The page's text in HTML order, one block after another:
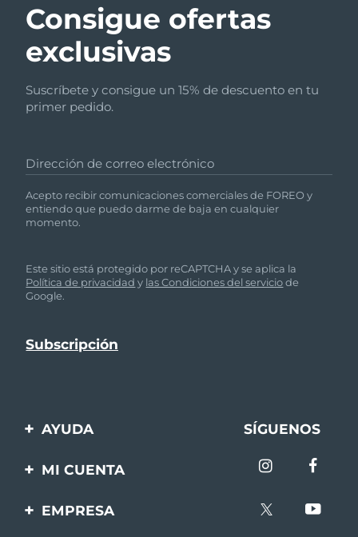
Consigue ofertas
exclusivas
Suscríbete y consigue un 15% de descuento en tu
primer pedido.
Dirección de correo electrónico
Acepto recibir comunicaciones comerciales de FOREO y
entiendo que puedo darme de baja en cualquier
momento.
Este sitio está protegido por reCAPTCHA y se aplica la
Política de privacidad y las Condiciones del serviciode
Google.
AYUDA
Contáctanos
SÍGUENOS
MI CUENTA
Registro de productos
EMPRESA